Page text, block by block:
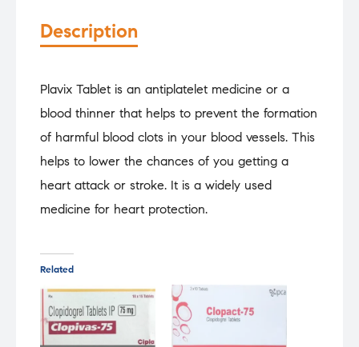
Description
Plavix Tablet is an antiplatelet medicine or a
blood thinner that helps to prevent the formation
of harmful blood clots in your blood vessels. This
helps to lower the chances of you getting a
heart attack or stroke. It is a widely used
medicine for heart protection.
Related